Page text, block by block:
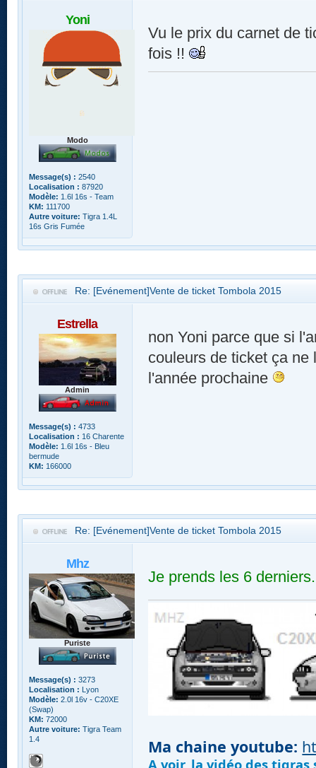
Yoni
Modo
Message(s) : 2540
Localisation : 87920
Modèle: 1.6l 16s - Team
KM: 111700
Autre voiture: Tigra 1.4L
16s Gris Fumée
Vu le prix du carnet de
fois !!
Re: [Evénement]Vente de ticket Tombola 2015
Estrella
Admin
Message(s) : 4733
Localisation : 16 Charente
Modèle: 1.6l 16s - Bleu
bermude
KM: 166000
non Yoni parce que si
couleurs de ticket ça
l'année prochaine
Re: [Evénement]Vente de ticket Tombola 2015
Mhz
Puriste
Message(s) : 3273
Localisation : Lyon
Modèle: 2.0l 16v - C20XE
(Swap)
KM: 72000
Autre voiture: Tigra Team
1.4
Je prends les 6 derniers.
Ma chaine youtube:
A voir, la vidéo des tigras